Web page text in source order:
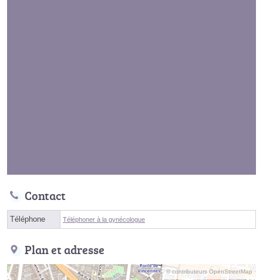
Contact
Téléphone Téléphoner à la gynécologue
Plan et adresse
© contributeurs OpenStreetMap